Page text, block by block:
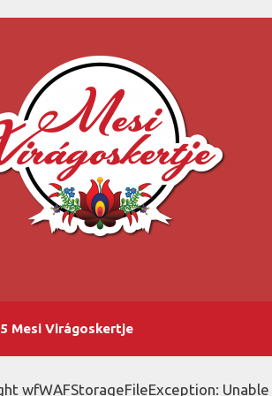
Mesi Virágoskertje
wfWAFStorageFileException: